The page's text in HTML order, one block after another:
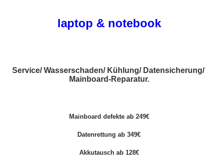
laptop & notebook
Service/ Wasserschaden/ Kühlung/ Datensicherung/
Mainboard-Reparatur.
Mainboard defekte ab 249€
Datenrettung ab 349€
Akkutausch ab 128€